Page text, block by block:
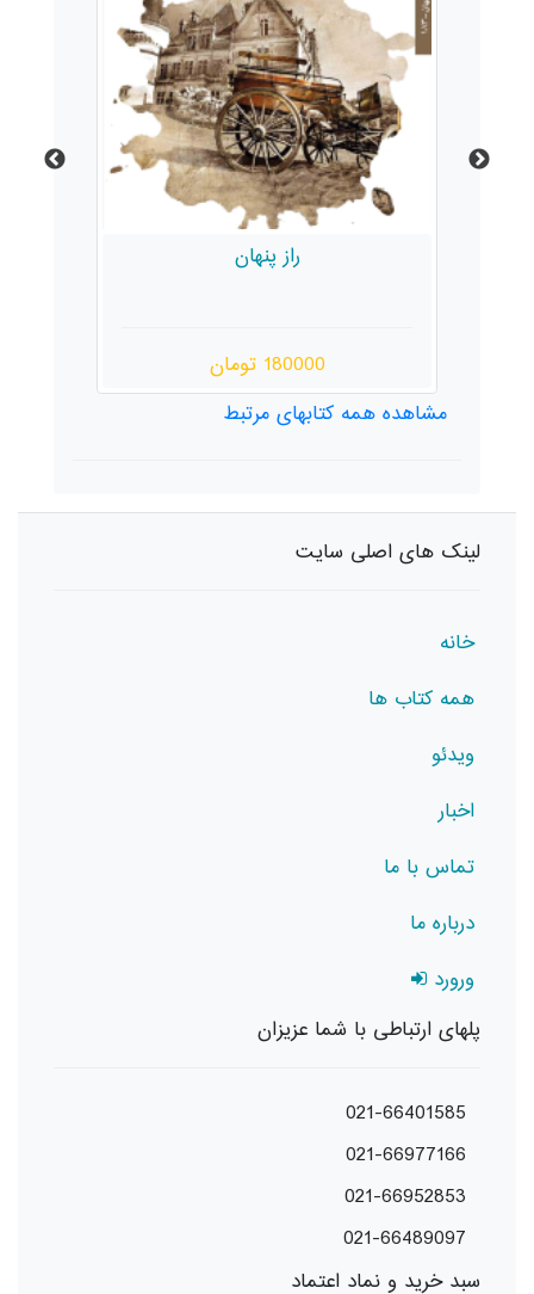
راز پنهان
180000 تومان
مشاهده همه کتابهای مرتبط
لینک های اصلی سایت
خانه
همه کتاب ها
ویدئو
اخبار
تماس با ما
درباره ما
ورورد
پلهای ارتباطی با شما عزیزان
021-66401585
021-66977166
021-66952853
021-66489097
سبد خرید و نماد اعتماد